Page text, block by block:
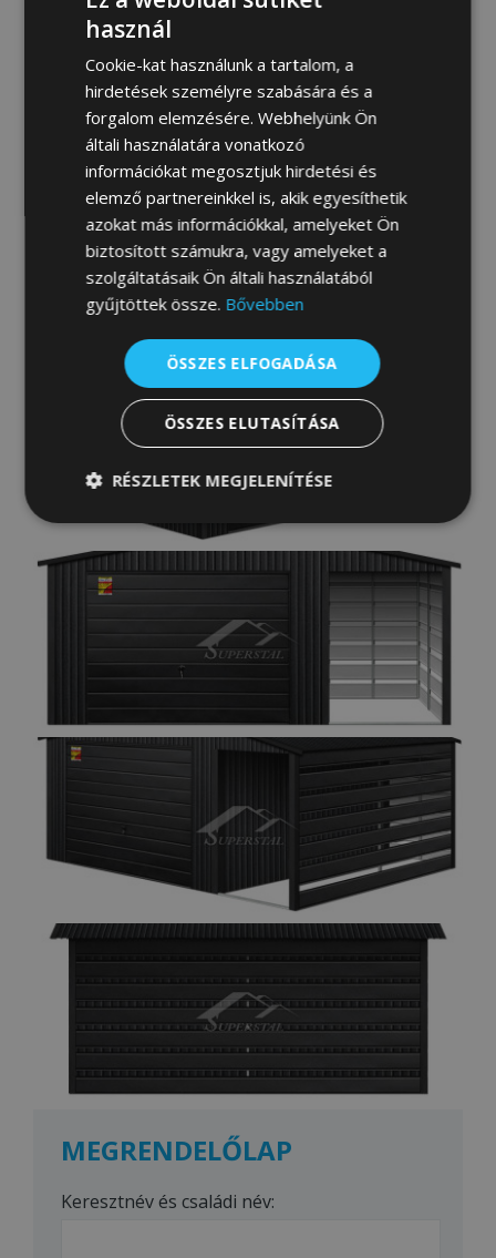
Fotógaléria:
MEGRENDELŐLAP
Keresztnév és családi név:
használ
Cookie-kat használunk a tartalom, a
hirdetések személyre szabására és a
forgalom elemzésére. Webhelyünk Ön
általi használatára vonatkozó
információkat megosztjuk hirdetési és
elemző partnereinkkel is, akik egyesíthetik
azokat más információkkal, amelyeket Ön
biztosított számukra, vagy amelyeket a
szolgáltatásaik Ön általi használatából
gyűjtöttek össze. Bővebben
ÖSSZES ELFOGADÁSA
ÖSSZES ELUTASÍTÁSA
RÉSZLETEK MEGJELENÍTÉSE
Elengedhetetlenül
szükséges
Teljesítmény
Funkcionalitás